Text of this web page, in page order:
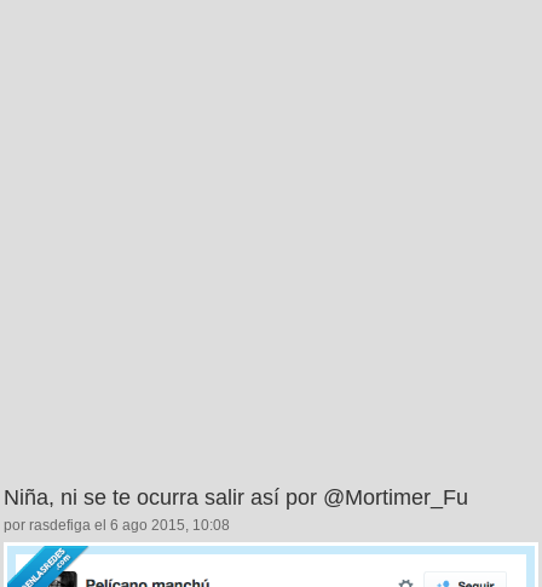
Niña, ni se te ocurra salir así por @Mortimer_Fu
por rasdefiga el 6 ago 2015, 10:08